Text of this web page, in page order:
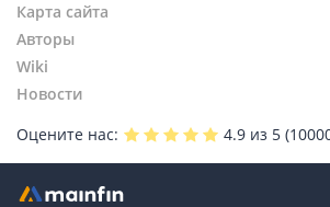
Карта сайта
Авторы
Wiki
Новости
Оцените нас:
4.9 из 5 (